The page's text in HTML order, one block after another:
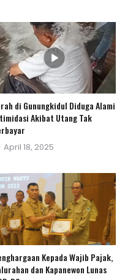
di Gunungkidul Diduga Alami
Akibat Utang Tak
Posted
April 18, 2025
Kepada Wajib Pajak,
dan Kapanewon Lunas